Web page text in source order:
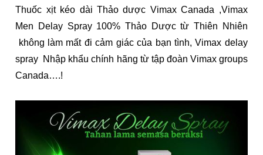
Thuốc xịt kéo dài Thảo dược Vimax Canada ,Vimax
Men Delay Spray 100% Thảo Dược từ Thiên Nhiên
không làm mất đi cảm giác của bạn tình, Vimax delay
spray Nhập khẩu chính hãng từ tập đoàn Vimax groups
Canada….!